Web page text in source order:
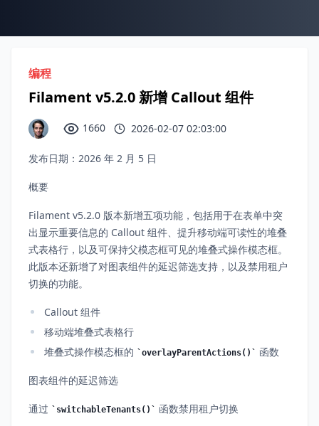
编程
Filament v5.2.0 新增 Callout 组件
1660 2026-02-07 02:03:00
发布日期：2026 年 2 月 5 日
概要
Filament v5.2.0 版本新增五项功能，包括用于在表单中突
出显示重要信息的 Callout 组件、提升移动端可读性的堆叠
式表格行，以及可保持父模态框可见的堆叠式操作模态框。
此版本还新增了对图表组件的延迟筛选支持，以及禁用租户
切换的功能。
Callout 组件
移动端堆叠式表格行
堆叠式操作模态框的
overlayParentActions() 函数
图表组件的延迟筛选
通过 switchableTenants() 函数禁用租户切换